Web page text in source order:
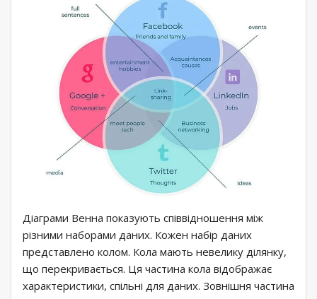
Діаграми Венна показують співвідношення між
різними наборами даних. Кожен набір даних
представлено колом. Кола мають невелику ділянку,
що перекривається. Ця частина кола відображає
характеристики, спільні для даних. Зовнішня частина